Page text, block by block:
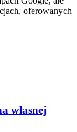
oferowanych
własnej